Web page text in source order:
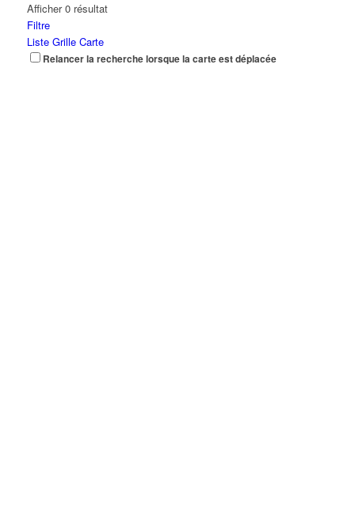
Afficher 0 résultat
Filtre
Liste Grille Carte
Relancer la recherche lorsque la carte est déplacée